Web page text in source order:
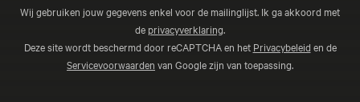
Wij gebruiken jouw gegevens enkel voor de mailinglijst. Ik ga akkoord met
de privacyverklaring.
Deze site wordt beschermd door reCAPTCHA en het Privacybeleid en de
Servicevoorwaarden van Google zijn van toepassing.